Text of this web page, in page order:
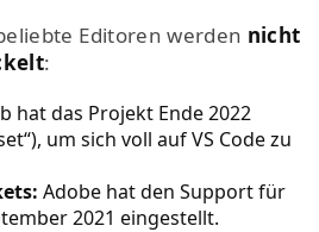
Editoren werden nicht
:
hat das Projekt Ende 2022
um sich voll auf VS Code zu
Adobe hat den Support für
2021 eingestellt.